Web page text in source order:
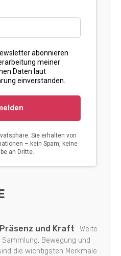
und Kraft
Weite
Bewegung und
die wichtigsten Merkmale